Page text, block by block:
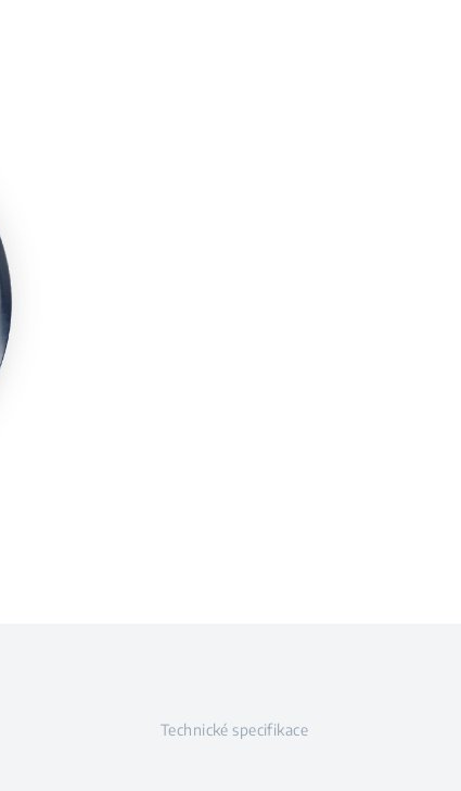
Technické specifikace